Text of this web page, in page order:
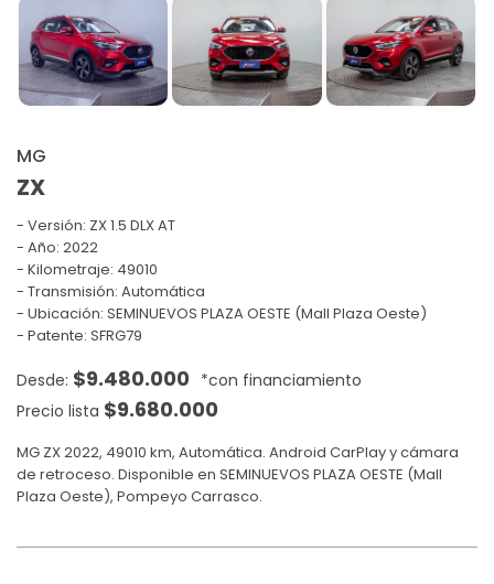
MG
ZX
Versión: ZX 1.5 DLX AT
Año: 2022
Kilometraje: 49010
Transmisión: Automática
Ubicación: SEMINUEVOS PLAZA OESTE (Mall Plaza Oeste)
Patente: SFRG79
$9.480.000
Precio lista $9.680.000
MG ZX 2022, 49010 km, Automática. Android CarPlay y cámara
de retroceso. Disponible en SEMINUEVOS PLAZA OESTE (Mall
Plaza Oeste), Pompeyo Carrasco.